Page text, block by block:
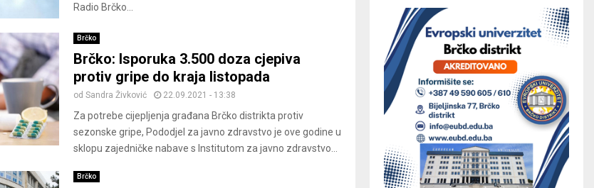
Radio Brčko...
Brčko
Brčko: Isporuka 3.500 doza cjepiva
protiv gripe do kraja listopada
od Sandra Živković 22.09.2021 - 13:38
Za potrebe cijepljenja građana Brčko distrikta protiv
sezonske gripe, Pododjel za javno zdravstvo je ove godine u
sklopu zajedničke nabave s Institutom za javno zdravstvo...
Brčko